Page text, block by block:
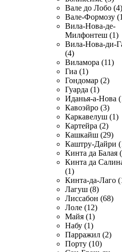
Вале до Лобо (4)
Вале-Формозу
Вила-Нова-де-
Милфонтеш (1)
Вила-Нова-ди-
(4)
Виламора (11)
Гиа (1)
Гондомар (2)
Гуарда (1)
Иданья-а-Нова
Кавоэйро (3)
Каркавелуш (1)
Картейра (2)
Кашкайш (29)
Каштру-Дайри
Кинта да Балая
Кинта да
(1)
Кинта-да-Лаго
Лагуш (8)
Лиссабон (68)
Лоле (12)
Майя (1)
Набу (1)
Парражил (2)
Порту (10)